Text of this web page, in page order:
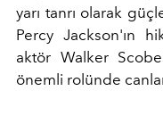
yarı tanrı olarak
Percy Jackson'ın
aktör Walker
önemli rolünde